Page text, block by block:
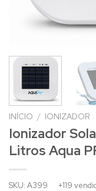
INÍCIO / IONIZADOR
Ionizador
Litros Aqua
SKU: A399 +119